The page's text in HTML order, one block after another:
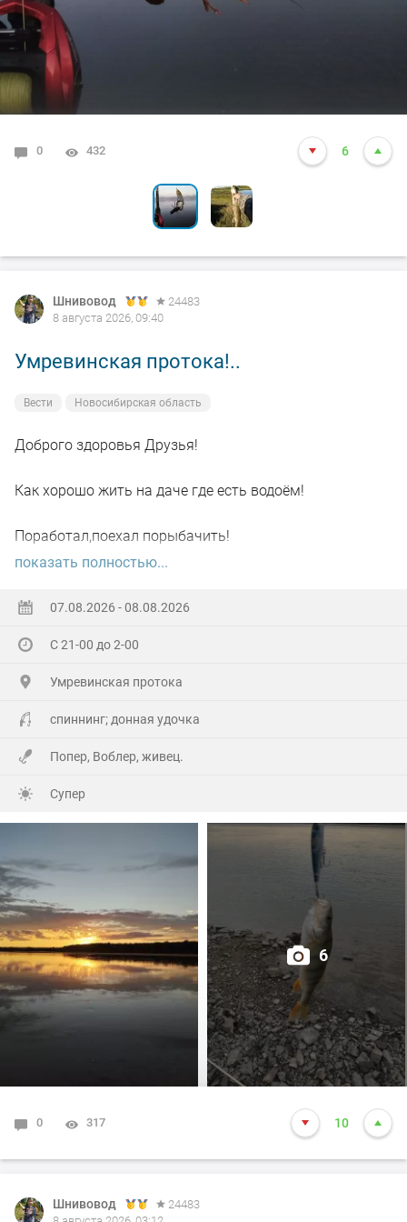
0 432 6
0 415 3
Шнивовод
24483
8 августа 2026, 09:40
Умревинская протока!..
Вести Новосибирская область
Доброго здоровья Друзья!
Как хорошо жить на даче где есть водоём!
Поработал,поехал порыбачить!
поработал"цирюльником" 😂в теплицах!
А вечером захотелось повторить предыдущее "ночное
рандеву"!
Прибыл на берег в девять часов,и что я вижу 😲,
По поверхности плывёт мусор(ветки,трава и иногда
С мальком проблем не было,сразу зарядил донку и
вдруг окунь начал гонять малька!😳
А спиннинг ещё даже не в "строю"🤨
Оперативно привожу его в рабочее состояние и вот Он
(кайф),когда окунь атакует Поппер!🤫
Сей момент длился около сорока минут, но
поклёвками насладился сполна!🤗
Даже один шнурок (300гр.)атаковал поппер,но
промахнулся и вылетел из воды наверное на
полметра!😆
С наступлением сумерек пошла в ход тяжёлая
показать полностью...
07.08.2026 - 08.08.2026
С 21-00 до 2-00
Умревинская протока
спиннинг; донная удочка
Попер, Воблер, живец.
Супер
6
0 317 10
Шнивовод
24483